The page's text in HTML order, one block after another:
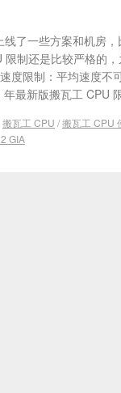
了一些方案和机房
制还是比较严格的
度限制：平均速度不
最新版搬瓦工 CPU
搬瓦工 CPU /搬瓦工 CPU
GIA